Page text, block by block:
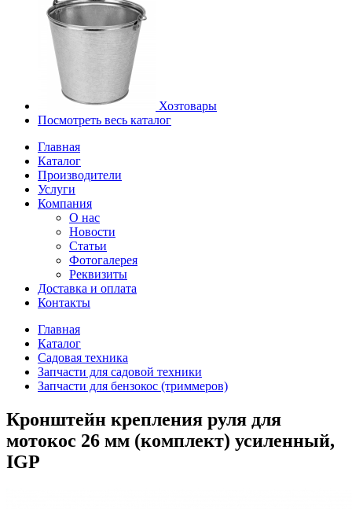
Хозтовары
Посмотреть весь каталог
Главная
Каталог
Производители
Услуги
Компания
О нас
Новости
Статьи
Фотогалерея
Реквизиты
Доставка и оплата
Контакты
Главная
Каталог
Садовая техника
Запчасти для садовой техники
Запчасти для бензокос (триммеров)
Кронштейн крепления руля для
мотокос 26 мм (комплект) усиленный,
IGP